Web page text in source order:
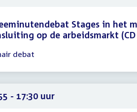
Stages in het
op de arbeidsmarkt
debat
- 17:30 uur